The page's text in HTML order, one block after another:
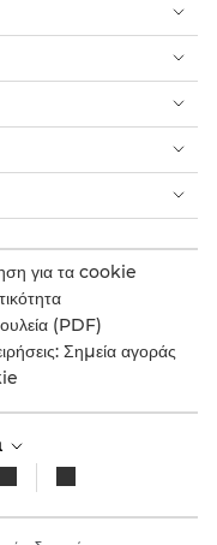
για τα cookie
(PDF)
Σημεία αγοράς